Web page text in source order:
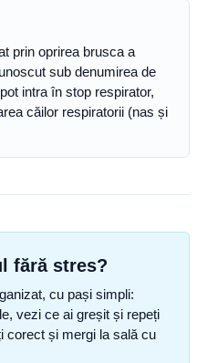
prin oprirea brusca a
sub denumirea de
intra în stop respirator,
căilor respiratorii (nas și
fără stres?
cu pași simpli:
vezi ce ai greșit și repeți
corect și mergi la sală cu